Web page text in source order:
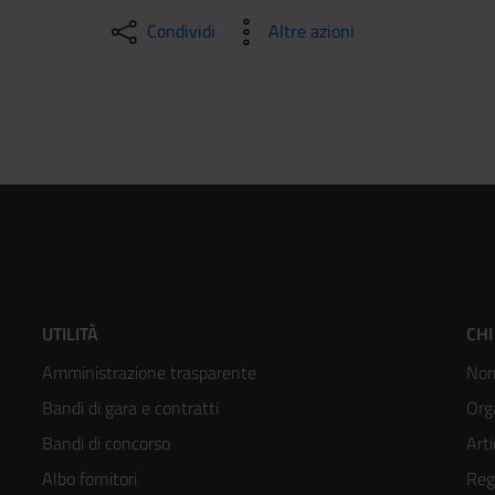
Condividi Altre azioni
Footer
menù
colonna
UTILITÀ
Amministrazione trasparente
Bandi di gara e contratti
Bandi di concorso
Albo fornitori